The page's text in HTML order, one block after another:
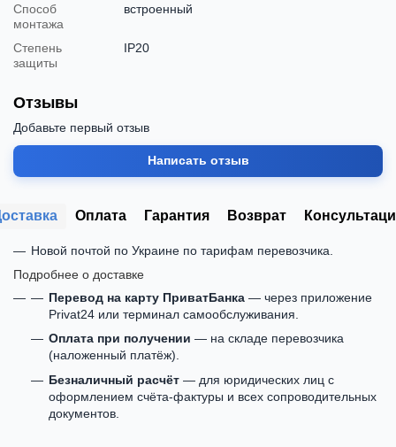
Способ
монтажа
встроенный
Степень
защиты
IP20
Отзывы
Добавьте первый отзыв
Написать отзыв
Оплата Гарантия Возврат
Новой почтой по Украине по тарифам перевозчика.
Подробнее о доставке
Перевод на карту ПриватБанка — через приложение
Privat24 или терминал самообслуживания.
Оплата при получении — на складе перевозчика
(наложенный платёж).
Безналичный расчёт — для юридических лиц с
оформлением счёта-фактуры и всех сопроводительных
документов.